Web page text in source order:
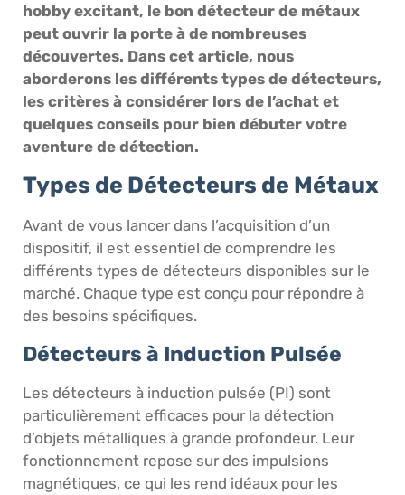
hobby excitant, le bon détecteur de métaux
peut ouvrir la porte à de nombreuses
découvertes. Dans cet article, nous
aborderons les différents types de détecteurs,
les critères à considérer lors de l’achat et
quelques conseils pour bien débuter votre
aventure de détection.
Types de Détecteurs de Métaux
Avant de vous lancer dans l’acquisition d’un
dispositif, il est essentiel de comprendre les
différents types de détecteurs disponibles sur le
marché. Chaque type est conçu pour répondre à
des besoins spécifiques.
Détecteurs à Induction Pulsée
Les détecteurs à induction pulsée (PI) sont
particulièrement efficaces pour la détection
d’objets métalliques à grande profondeur. Leur
fonctionnement repose sur des impulsions
magnétiques, ce qui les rend idéaux pour les